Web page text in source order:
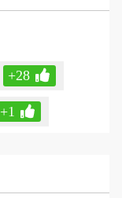
+28
+1